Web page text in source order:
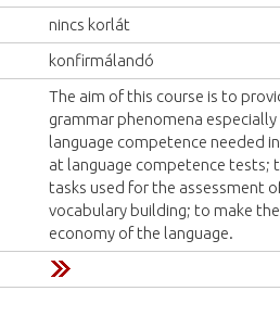
nincs korlát
konfirmálandó
The aim of this course is to
grammar phenomena
language competence needed
at language competence tests;
tasks used for the assessment
vocabulary building; to make
economy of the language.